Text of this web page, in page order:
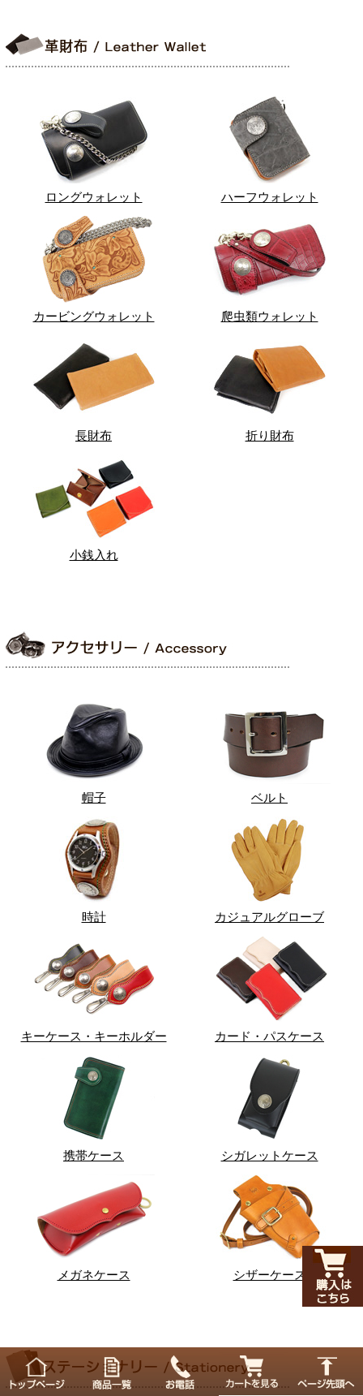
ロングウォレット ハーフウォレット
カービングウォレット 爬虫類ウォレット
長財布 折り財布
小銭入れ
帽子 ベルト
時計 カジュアルグローブ
キーケース・キーホルダー カード・パスケース
携帯ケース シガレットケース
メガネケース シザーケース